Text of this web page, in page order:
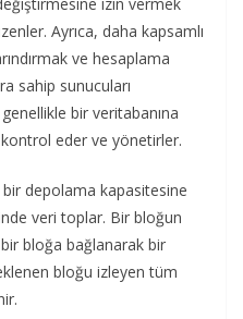
Ayrıca, daha kapsamlı
ve hesaplama
sahip sunucuları
bir veritabanına
eder ve yönetirler.
depolama kapasitesine
veri toplar. Bir bloğun
bloğa bağlanarak bir
bloğu izleyen tüm